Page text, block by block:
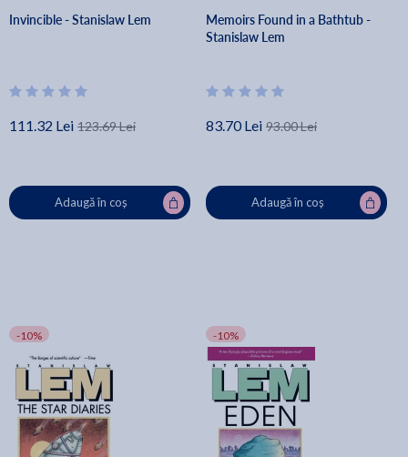
Invincible - Stanislaw Lem
111.32 Lei 123.69 Lei
Adaugă în coș
Memoirs Found in a Bathtub -
Stanislaw Lem
83.70 Lei 93.00 Lei
Adaugă în coș
-10% -10%